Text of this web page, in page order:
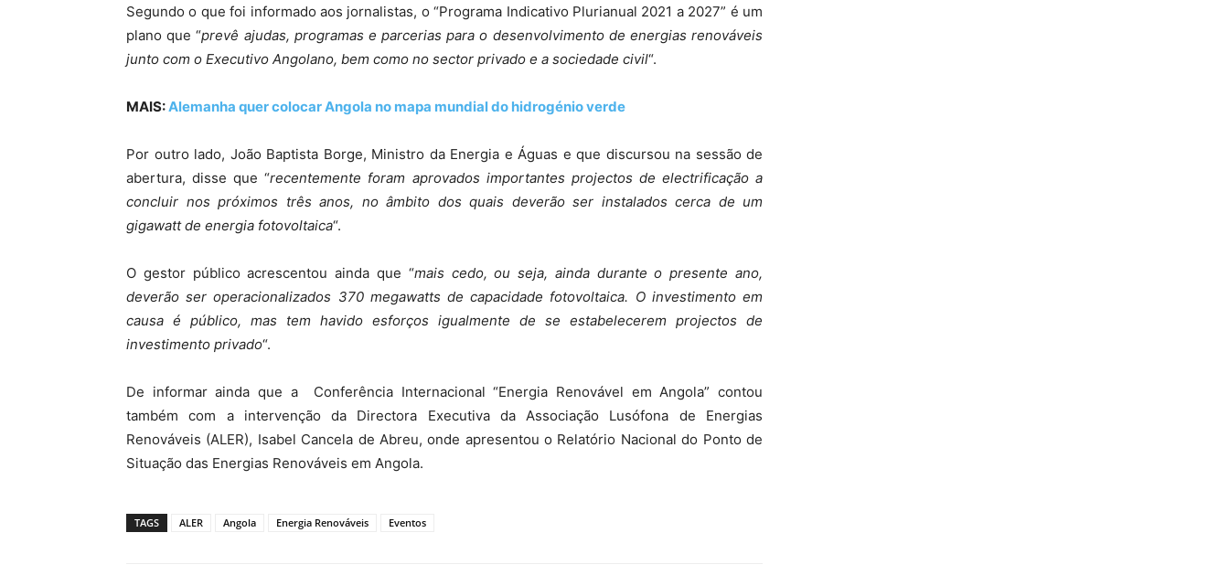
Segundo o que foi informado aos jornalistas, o “Programa Indicativo Plurianual 2021 a 2027” é um
plano que “prevê ajudas, programas e parcerias para o desenvolvimento de energias renováveis
junto com o Executivo Angolano, bem como no sector privado e a sociedade civil“.
MAIS:Alemanha quer colocar Angola no mapa mundial do hidrogénio verde
Por outro lado, João Baptista Borge, Ministro da Energia e Águas e que discursou na sessão de
abertura, disse que “recentemente foram aprovados importantes projectos de electrificação a
concluir nos próximos três anos, no âmbito dos quais deverão ser instalados cerca de um
gigawatt de energia fotovoltaica“.
O gestor público acrescentou ainda que “mais cedo, ou seja, ainda durante o presente ano,
deverão ser operacionalizados 370 megawatts de capacidade fotovoltaica. O investimento em
causa é público, mas tem havido esforços igualmente de se estabelecerem projectos de
investimento privado“.
De informar ainda que a Conferência Internacional “Energia Renovável em Angola” contou
também com a intervenção da Directora Executiva da Associação Lusófona de Energias
Renováveis (ALER), Isabel Cancela de Abreu, onde apresentou o Relatório Nacional do Ponto de
Situação das Energias Renováveis em Angola.
TAGS ALER Angola Energia Renováveis Eventos